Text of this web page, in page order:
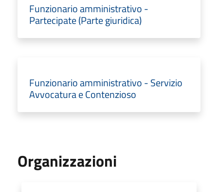
Funzionario amministrativo -
Partecipate (Parte giuridica)
Funzionario amministrativo - Servizio
Avvocatura e Contenzioso
Organizzazioni